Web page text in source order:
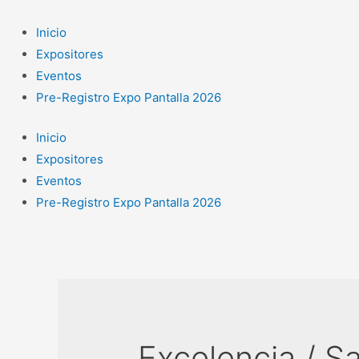
contenido
Inicio
Expositores
Eventos
Pre-Registro Expo Pantalla 2026
Inicio
Expositores
Eventos
Pre-Registro Expo Pantalla 2026